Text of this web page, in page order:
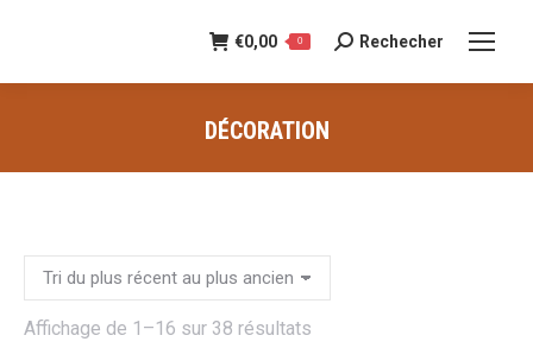
€0,00 0
Recherche
:
Rechecher
DÉCORATION
Affichage de 1–16 sur 38 résultats